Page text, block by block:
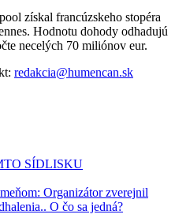
získal francúzskeho stopéra
Hodnotu dohody odhadujú
necelých 70 miliónov eur.
redakcia@humencan.sk
SÍDLISKU
Organizátor zverejnil
O čo sa jedná?